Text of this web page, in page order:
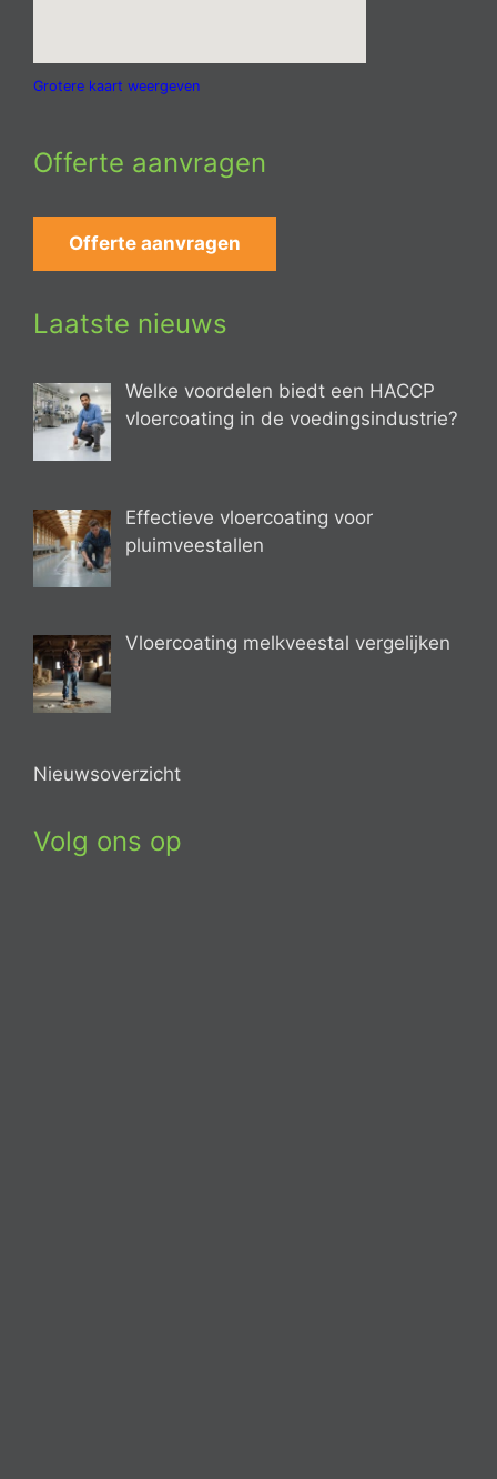
Grotere kaart weergeven
Offerte aanvragen
Offerte aanvragen
Laatste nieuws
Welke voordelen biedt een HACCP
vloercoating in de voedingsindustrie?
Effectieve vloercoating voor
pluimveestallen
Vloercoating melkveestal vergelijken
Nieuwsoverzicht
Volg ons op